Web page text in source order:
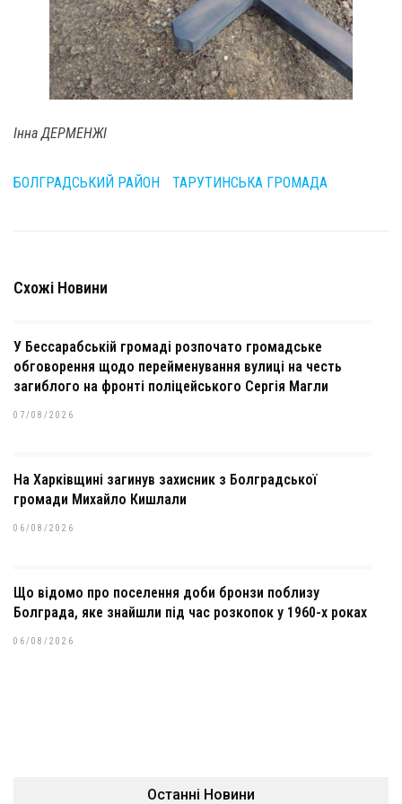
Інна ДЕРМЕНЖІ
БОЛГРАДСЬКИЙ РАЙОН ТАРУТИНСЬКА ГРОМАДА
Схожі Новини
У Бессарабській громаді розпочато громадське
обговорення щодо перейменування вулиці на честь
загиблого на фронті поліцейського Сергія Магли
07/08/2026
На Харківщині загинув захисник з Болградської
громади Михайло Кишлали
06/08/2026
Що відомо про поселення доби бронзи поблизу
Болграда, яке знайшли під час розкопок у 1960-х роках
06/08/2026
Останні Новини